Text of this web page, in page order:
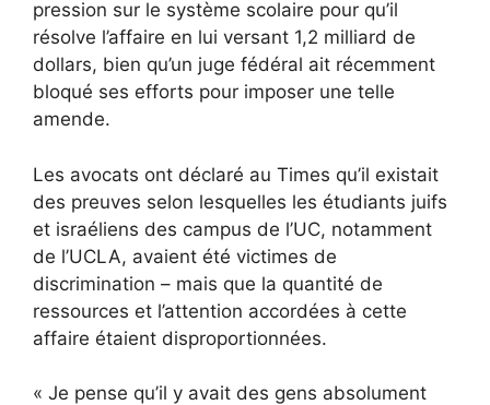
pression sur le système scolaire pour qu’il
résolve l’affaire en lui versant 1,2 milliard de
dollars, bien qu’un juge fédéral ait récemment
bloqué ses efforts pour imposer une telle
amende.
Les avocats ont déclaré au Times qu’il existait
des preuves selon lesquelles les étudiants juifs
et israéliens des campus de l’UC, notamment
de l’UCLA, avaient été victimes de
discrimination – mais que la quantité de
ressources et l’attention accordées à cette
affaire étaient disproportionnées.
« Je pense qu’il y avait des gens absolument